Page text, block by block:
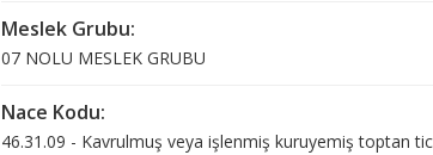
Meslek Grubu:
07 NOLU MESLEK GRUBU
Nace Kodu:
46.31.09 - Kavrulmuş veya işlenmiş kuruyemiş toptan